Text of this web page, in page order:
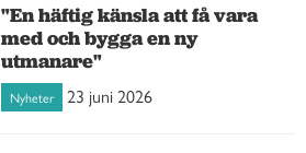
"En häftig känsla att få vara
med och bygga en ny
utmanare"
Nyheter 23 juni 2026